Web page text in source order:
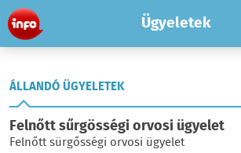
Ügyeletek
ÁLLANDÓ ÜGYELETEK
Felnőtt sűrgösségi orvosi ügyelet
Felnőtt sürgősségi orvosi ügyelet